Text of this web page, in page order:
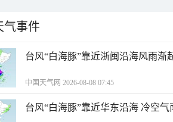
气事件
台风“白海豚”靠近浙闽沿海风雨渐
中国天气网 2026-08-08 07:45
台风“白海豚”靠近华东沿海 冷空